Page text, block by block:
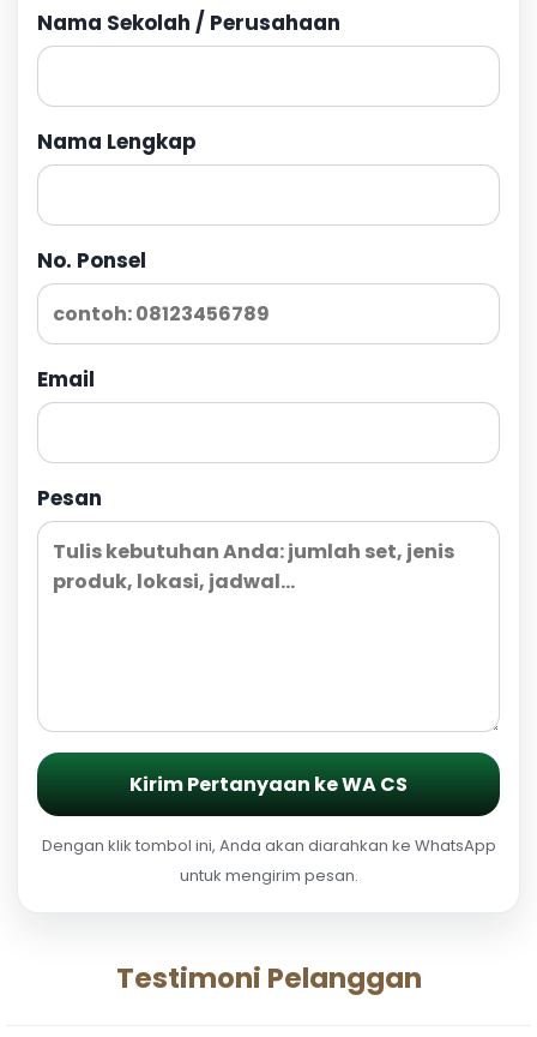
Nama Sekolah / Perusahaan
Nama Lengkap
No. Ponsel
Email
Pesan
Kirim Pertanyaan ke WA CS
Dengan klik tombol ini, Anda akan diarahkan ke WhatsApp
untuk mengirim pesan.
Testimoni Pelanggan